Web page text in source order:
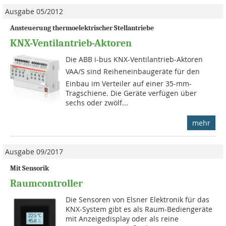
Ausgabe 05/2012
Ansteuerung thermoelektrischer Stellantriebe
KNX-Ventilantrieb-Aktoren
Die ABB i-bus KNX-Ventilantrieb-Aktoren
VAA/S sind Reiheneinbaugeräte für den
Einbau im Verteiler auf einer 35-mm-
Tragschiene. Die Geräte verfügen über
sechs oder zwölf...
mehr
Ausgabe 09/2017
Mit Sensorik
Raumcontroller
Die Sensoren von Elsner Elektronik für das
KNX-System gibt es als Raum-Bediengeräte
mit Anzeigedisplay oder als reine